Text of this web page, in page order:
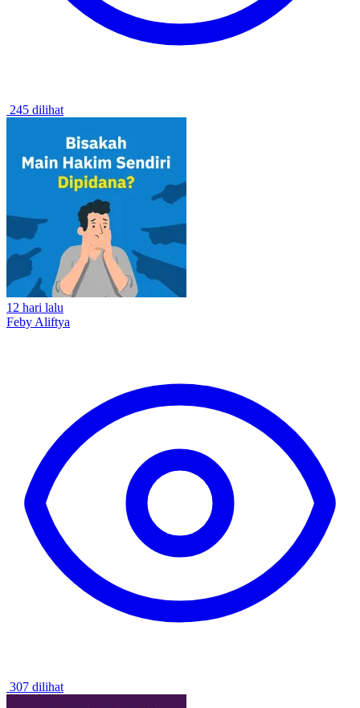
245 dilihat
12 hari lalu
Feby Aliftya
307 dilihat